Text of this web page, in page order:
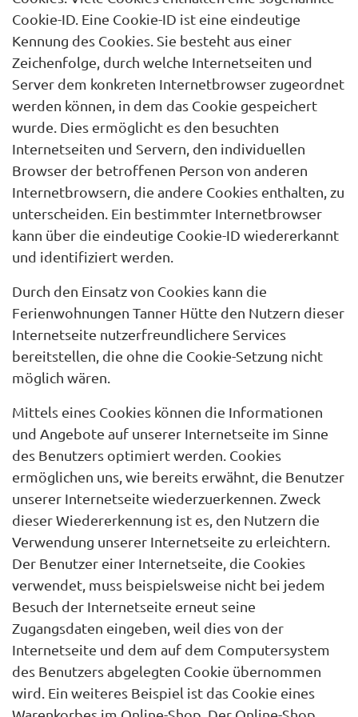
Cookie-ID. Eine Cookie-ID ist eine eindeutige
Kennung des Cookies. Sie besteht aus einer
Zeichenfolge, durch welche Internetseiten und
Server dem konkreten Internetbrowser zugeordnet
werden können, in dem das Cookie gespeichert
wurde. Dies ermöglicht es den besuchten
Internetseiten und Servern, den individuellen
Browser der betroffenen Person von anderen
Internetbrowsern, die andere Cookies enthalten, zu
unterscheiden. Ein bestimmter Internetbrowser
kann über die eindeutige Cookie-ID wiedererkannt
und identifiziert werden.
Durch den Einsatz von Cookies kann die
Ferienwohnungen Tanner Hütte den Nutzern dieser
Internetseite nutzerfreundlichere Services
bereitstellen, die ohne die Cookie-Setzung nicht
möglich wären.
Mittels eines Cookies können die Informationen
und Angebote auf unserer Internetseite im Sinne
des Benutzers optimiert werden. Cookies
ermöglichen uns, wie bereits erwähnt, die Benutzer
unserer Internetseite wiederzuerkennen. Zweck
dieser Wiedererkennung ist es, den Nutzern die
Verwendung unserer Internetseite zu erleichtern.
Der Benutzer einer Internetseite, die Cookies
verwendet, muss beispielsweise nicht bei jedem
Besuch der Internetseite erneut seine
Zugangsdaten eingeben, weil dies von der
Internetseite und dem auf dem Computersystem
des Benutzers abgelegten Cookie übernommen
wird. Ein weiteres Beispiel ist das Cookie eines